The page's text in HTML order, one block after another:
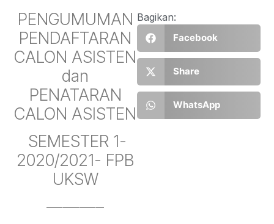
PENGUMUMAN
PENDAFTARAN
CALON ASISTEN
dan
PENATARAN
CALON ASISTEN
SEMESTER 1-
2020/2021- FPB
UKSW
———–
Bagikan:
Facebook
Share
WhatsApp